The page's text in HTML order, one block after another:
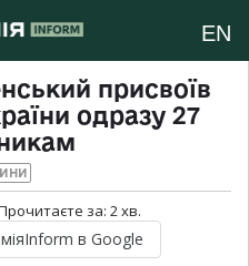
EN
присвоїв
одразу 27
за: 2хв.
в Google